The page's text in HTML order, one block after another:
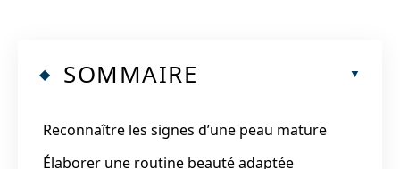
SOMMAIRE
Reconnaître les signes d’une peau mature
Élaborer une routine beauté adaptée